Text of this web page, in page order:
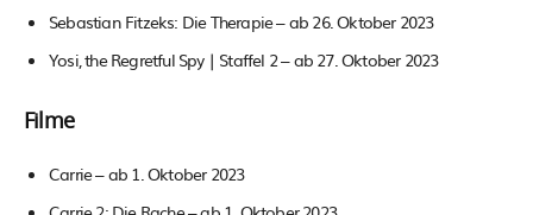
Sebastian Fitzeks: Die Therapie – ab 26. Oktober 2023
Yosi, the Regretful Spy | Staffel 2 – ab 27. Oktober 2023
Filme
Carrie – ab 1. Oktober 2023